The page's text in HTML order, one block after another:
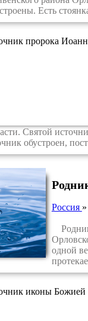
Есть
Святой
обустроен,
Россия »
Родник
одной